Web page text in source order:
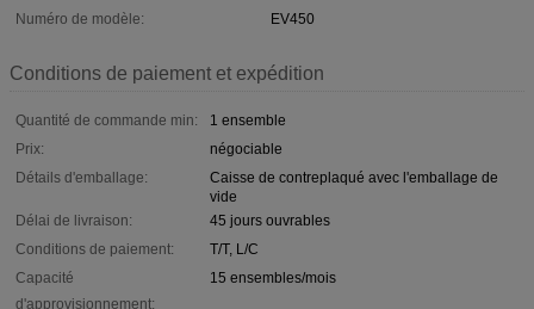
Numéro de modèle:
EV450
Conditions de paiement et expédition
Quantité de commande min:
1 ensemble
Prix:
négociable
Détails d'emballage:
Caisse de contreplaqué avec l'emballage de
vide
Délai de livraison:
45 jours ouvrables
Conditions de paiement:
T/T, L/C
Capacité
d'approvisionnement:
15 ensembles/mois